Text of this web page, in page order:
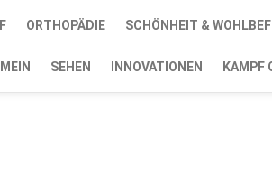
ORTHOPÄDIE SCHÖNHEIT &
SEHEN INNOVATIONEN KAMPF